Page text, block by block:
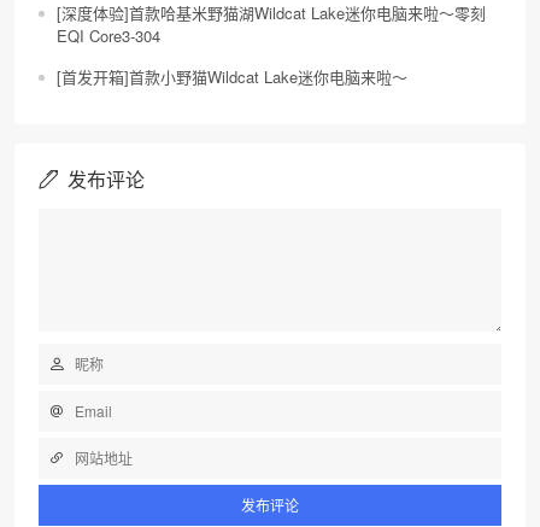
[深度体验]首款哈基米野猫湖Wildcat Lake迷你电脑来啦～零刻
EQI Core3-304
[首发开箱]首款小野猫Wildcat Lake迷你电脑来啦～
发布评论